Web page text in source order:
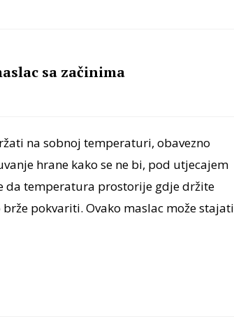
sa začinima
na sobnoj temperaturi, obavezno
hrane kako se ne bi, pod utjecajem
da temperatura prostorije gdje držite
pokvariti. Ovako maslac može stajati